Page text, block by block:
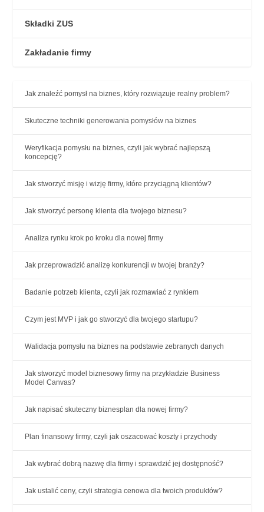
Składki ZUS
Zakładanie firmy
Jak znaleźć pomysł na biznes, który rozwiązuje realny problem?
Skuteczne techniki generowania pomysłów na biznes
Weryfikacja pomysłu na biznes, czyli jak wybrać najlepszą
koncepcję?
Jak stworzyć misję i wizję firmy, które przyciągną klientów?
Jak stworzyć personę klienta dla twojego biznesu?
Analiza rynku krok po kroku dla nowej firmy
Jak przeprowadzić analizę konkurencji w twojej branży?
Badanie potrzeb klienta, czyli jak rozmawiać z rynkiem
Czym jest MVP i jak go stworzyć dla twojego startupu?
Walidacja pomysłu na biznes na podstawie zebranych danych
Jak stworzyć model biznesowy firmy na przykładzie Business
Model Canvas?
Jak napisać skuteczny biznesplan dla nowej firmy?
Plan finansowy firmy, czyli jak oszacować koszty i przychody
Jak wybrać dobrą nazwę dla firmy i sprawdzić jej dostępność?
Jak ustalić ceny, czyli strategia cenowa dla twoich produktów?